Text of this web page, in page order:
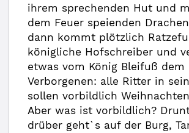
ihrem sprechenden Hut und
dem Feuer speienden
dann kommt plötzlich
königliche Hofschreiber und
etwas vom König Bleifuß dem
Verborgenen: alle Ritter in
sollen vorbildlich
Aber was ist vorbildlich?
drüber geht`s auf der Burg,